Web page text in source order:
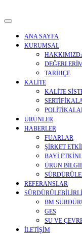
ANA SAYFA
KURUMSAL
TARİHÇE
KALİTE
KALİTE
ÜRÜNLER
HABERLER
FUARLAR
ŞİRKET
BAYİ
ÜRÜN
REFERANSLAR
BM
GES
SU VE
İLETİŞİM